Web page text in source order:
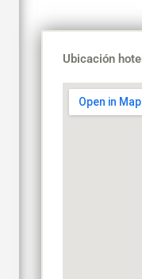
Ubicación hotel